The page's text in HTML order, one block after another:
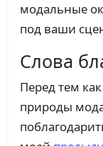
модальные
под ваши
Слова
Перед тем
природы